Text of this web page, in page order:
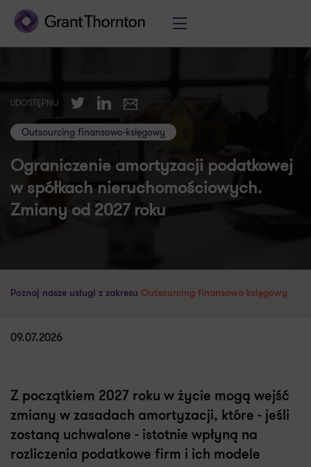
UDOSTĘPNIJ TwitterLinkedIn
E-mail
Outsourcing finansowo-księgowy
Ograniczenie amortyzacji podatkowej
w spółkach nieruchomościowych.
Zmiany od 2027 roku
Poznaj nasze usługi z zakresu Outsourcing finansowo-księgowy
09.07.2026
Z początkiem 2027 roku w życie mogą wejść
zmiany w zasadach amortyzacji, które - jeśli
zostaną uchwalone - istotnie wpłyną na
rozliczenia podatkowe firm i ich modele